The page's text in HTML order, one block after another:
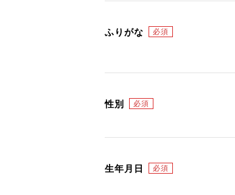
ふりがな
性別
生年月日